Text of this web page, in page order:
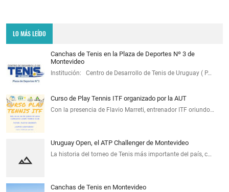
LO MÁS LEÍDO
Canchas de Tenis en la Plaza de Deportes Nº 3 de
Montevideo
Institución: Centro de Desarrollo de Tenis de Uruguay ( P…
Curso de Play Tennis ITF organizado por la AUT
Con la presencia de Flavio Marreti, entrenador ITF oriundo…
Uruguay Open, el ATP Challenger de Montevideo
La historia del torneo de Tenis más importante del país, c…
Canchas de Tenis en Montevideo